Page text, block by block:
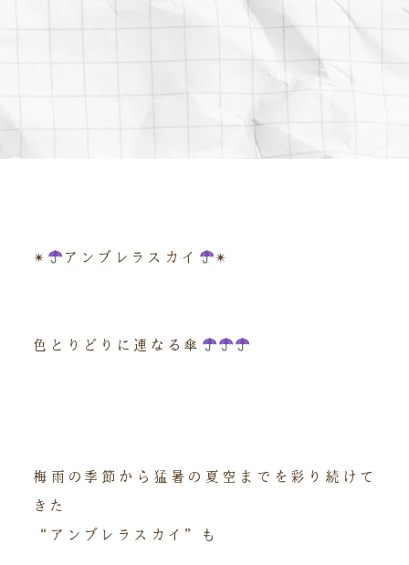
✴︎ アンブレラスカイ ✴︎
色とりどりに連なる傘
梅雨の季節から猛暑の夏空までを彩り続けて
きた
“アンブレラスカイ”も